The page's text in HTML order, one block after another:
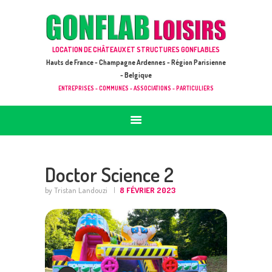
LOCATION DE CHÂTEAUX ET STRUCTURES GONFLABLES
Hauts de France - Champagne Ardennes - Région Parisienne
- Belgique
ENTREPRISES - COMMUNES - ASSOCIATIONS - PARTICULIERS
GONFLAB LOISIRS
ACCUEIL
JEUX À LOUER & PRESTATIONS
CATALOGUE / TARIF
DEMANDE DE DEVIS (SOUS 24H)
Doctor Science 2
by Tristan Landouzi 8 FÉVRIER 2023